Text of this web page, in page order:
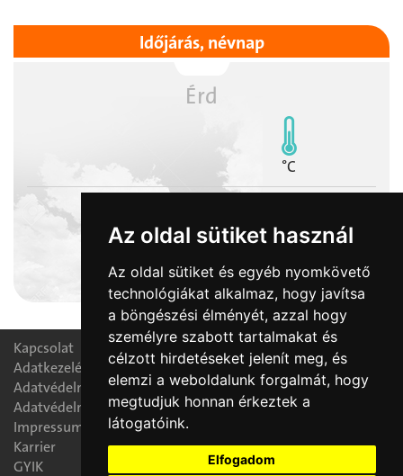
Az oldal sütiket használ
Az oldal sütiket és egyéb nyomkövető
technológiákat alkalmaz, hogy javítsa
a böngészési élményét, azzal hogy
személyre szabott tartalmakat és
célzott hirdetéseket jelenít meg, és
elemzi a weboldalunk forgalmát, hogy
megtudjuk honnan érkeztek a
látogatóink.
Elfogadom
Időjárás, névnap
Érd
°C
Emőd napja
Kapcsolat
Adatkezelési nyilatkozat
Adatvédelmi tájékoztató
Adatvédelmi tisztségviselő
Impressum
Karrier
GYIK